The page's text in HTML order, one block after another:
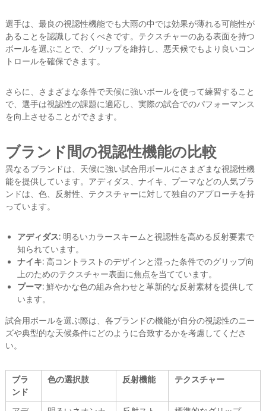
選手は、最良の視認性機能でも大雨の中では効果が薄れる可能性が
あることを認識しておくべきです。テクスチャーのある表面を持つ
ボールを選ぶことで、グリップを維持し、悪天候でもより良いコン
トロールを確保できます。
さらに、さまざまな条件で天候に強いボールを使って練習すること
で、選手は視認性の課題に適応し、実際の試合でのパフォーマンス
を向上させることができます。
ブランド間の視認性機能の比較
異なるブランドは、天候に強い試合用ボールにさまざまな視認性機
能を提供しています。アディダス、ナイキ、プーマなどの人気ブラ
ンドは、色、反射性、テクスチャーに対して独自のアプローチを持
っています。
アディダス:明るいカラースキームと視認性を高める反射要素で
知られています。
ナイキ:高コントラストのデザインと湿った条件でのグリップ向
上のためのテクスチャー表面に焦点を当てています。
プーマ:鮮やかな色の組み合わせと革新的な反射素材を提供して
います。
試合用ボールを選ぶ際は、各ブランドの機能が自分の視認性のニー
ズや典型的な天候条件にどのように合致するかを考慮してくださ
い。
ブラ
ンド
色の選択肢 反射機能 テクスチャー